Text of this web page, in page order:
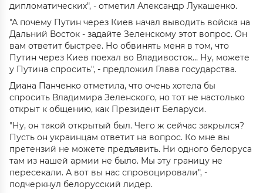
дипломатических", - отметил Александр Лукашенко.
"А почему Путин через Киев начал выводить войска на
Дальний Восток - задайте Зеленскому этот вопрос. Он
вам ответит быстрее. Но обвинять меня в том, что
Путин через Киев поехал во Владивосток… Ну, можете
у Путина спросить", - предложил Глава государства.
Диана Панченко отметила, что очень хотела бы
спросить Владимира Зеленского, но тот не настолько
открыт к общению, как Президент Беларуси.
"Ну, он такой открытый был. Чего ж сейчас закрылся?
Пусть он украинцам ответит на вопрос. Ко мне вы
претензий не можете предъявить. Ни одного белоруса
там из нашей армии не было. Мы эту границу не
пересекали. А вот вы нас спровоцировали", -
подчеркнул белорусский лидер.